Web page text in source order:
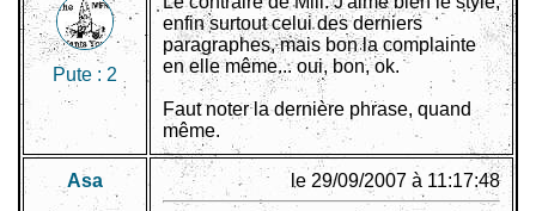
Pute : 2
enfin surtout celui des derniers
paragraphes, mais bon la complainte
en elle même... oui, bon, ok.
Faut noter la dernière phrase, quand
même.
Asa le 29/09/2007 à 11:17:48